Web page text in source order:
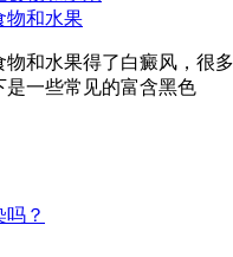
物和水果
和水果得了白癜风，很
一些常见的富含黑色
？